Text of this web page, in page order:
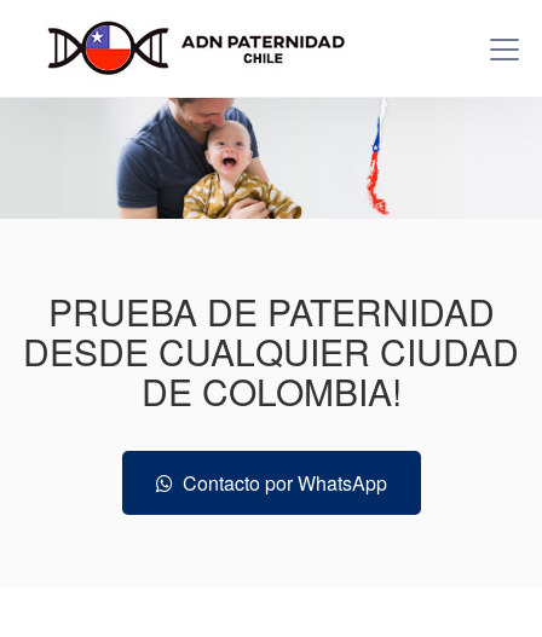
PRUEBA DE PATERNIDAD
DESDE CUALQUIER CIUDAD
DE COLOMBIA!
Contacto por WhatsApp